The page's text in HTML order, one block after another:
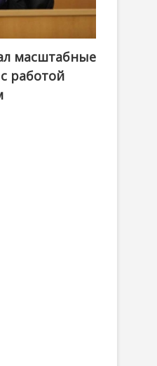
масштабные
работой